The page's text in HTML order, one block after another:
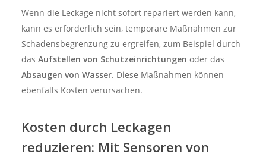
Wenn die Leckage nicht sofort repariert werden kann,
kann es erforderlich sein, temporäre Maßnahmen zur
Schadensbegrenzung zu ergreifen, zum Beispiel durch
das Aufstellen von Schutzeinrichtungen oder das
Absaugen von Wasser. Diese Maßnahmen können
ebenfalls Kosten verursachen.
Kosten durch Leckagen
reduzieren: Mit Sensoren von